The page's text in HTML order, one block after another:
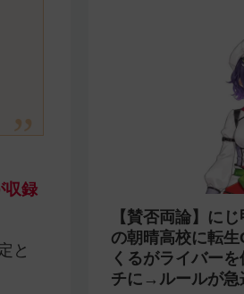
収録
と
【賛否両論】に
の朝晴高校に転
くるがライバー
チに→ルールが急